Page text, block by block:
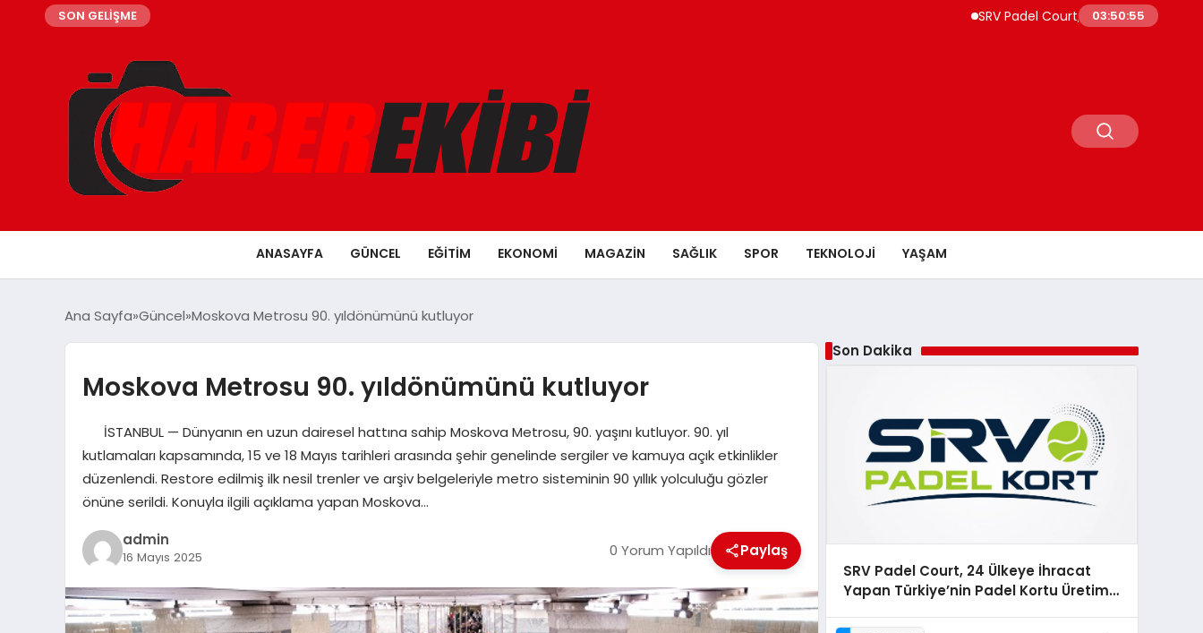
SON GELİŞME SRV Padel Court, 24 Ülkeye İhracat Yapan
03:50:57
ANASAYFA GÜNCEL EĞITIM EKONOMI MAGAZIN SAĞLIK SPOR TEKNOLOJI YAŞAM
Ana Sayfa Güncel Moskova Metrosu 90. yıldönümünü kutluyor
Moskova Metrosu 90. yıldönümünü kutluyor
İSTANBUL — Dünyanın en uzun dairesel hattına sahip Moskova Metrosu, 90. yaşını kutluyor. 90. yıl
kutlamaları kapsamında, 15 ve 18 Mayıs tarihleri arasında şehir genelinde sergiler ve kamuya açık etkinlikler
düzenlendi. Restore edilmiş ilk nesil trenler ve arşiv belgeleriyle metro sisteminin 90 yıllık yolculuğu gözler
önüne serildi. Konuyla ilgili açıklama yapan Moskova…
admin
16 Mayıs 2025 0 Yorum Yapıldı Paylaş
Son Dakika
SRV Padel Court, 24 Ülkeye İhracat
Yapan Türkiye’nin Padel Kortu Üretim